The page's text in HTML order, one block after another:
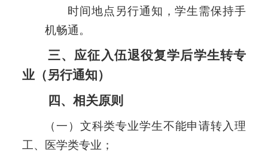
时间地点另行通知，学生需保持手
机畅通。
三、应征入伍退役复学后学生转专
业（另行通知）
四、相关原则
（一）文科类专业学生不能申请转入理
工、医学类专业；